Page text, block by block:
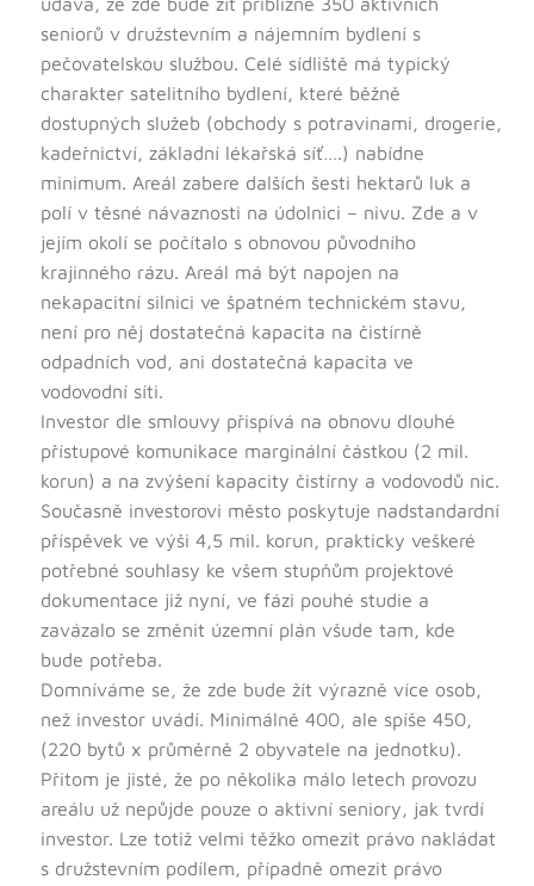
seniorů v družstevním a nájemním bydlení s
pečovatelskou službou. Celé sídliště má typický
charakter satelitního bydlení, které běžně
dostupných služeb (obchody s potravinami, drogerie,
kadeřnictví, základní lékařská síť….) nabídne
minimum. Areál zabere dalších šesti hektarů luk a
polí v těsné návaznosti na údolnici – nivu. Zde a v
jejím okolí se počítalo s obnovou původního
krajinného rázu. Areál má být napojen na
nekapacitní silnici ve špatném technickém stavu,
není pro něj dostatečná kapacita na čistírně
odpadních vod, ani dostatečná kapacita ve
vodovodní síti.
Investor dle smlouvy přispívá na obnovu dlouhé
přístupové komunikace marginální částkou (2 mil.
korun) a na zvýšení kapacity čistírny a vodovodů nic.
Současně investorovi město poskytuje nadstandardní
příspěvek ve výši 4,5 mil. korun, prakticky veškeré
potřebné souhlasy ke všem stupňům projektové
dokumentace již nyní, ve fázi pouhé studie a
zavázalo se změnit územní plán všude tam, kde
bude potřeba.
Domníváme se, že zde bude žít výrazně více osob,
než investor uvádí. Minimálně 400, ale spíše 450,
(220 bytů x průměrně 2 obyvatele na jednotku).
Přitom je jisté, že po několika málo letech provozu
areálu už nepůjde pouze o aktivní seniory, jak tvrdí
investor. Lze totiž velmi těžko omezit právo nakládat
s družstevním podílem, případně omezit právo